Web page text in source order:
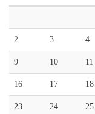
2 3 4
9 10 11
16 17 18
23 24 25